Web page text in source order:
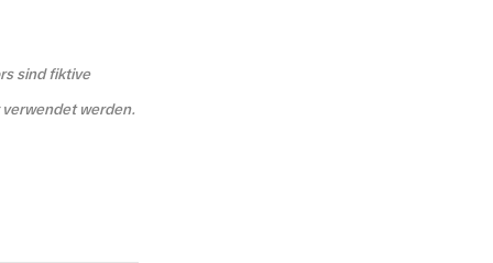
sind fiktive
werden.